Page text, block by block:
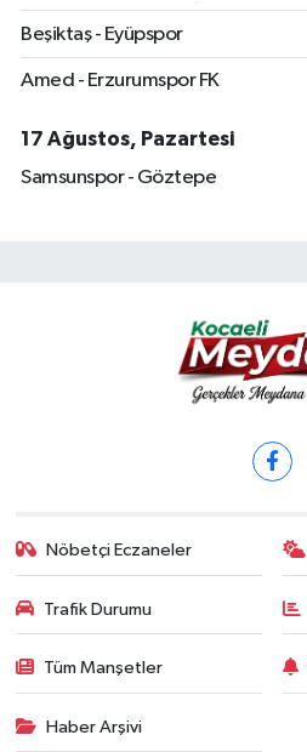
Beşiktaş - Eyüpspor
Amed - Erzurumspor FK
17 Ağustos, Pazartesi
Samsunspor - Göztepe
Nöbetçi Eczaneler
Trafik Durumu
Tüm Manşetler
Haber Arşivi